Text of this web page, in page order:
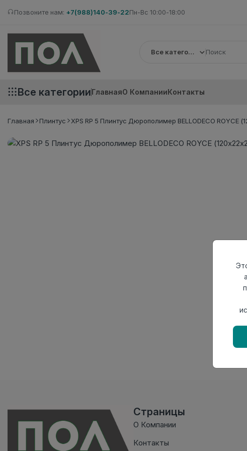
Позвоните нам: +7(988)140-39-22Пн-Вс 10:00-18:00
Все категории
Все категорииГлавнаяО КомпанииКонтакты
Главная Плинтус XPS RP 5 Плинтус Дюрополимер BELLODECO ROYCE
Страницы
О Компании
Контакты